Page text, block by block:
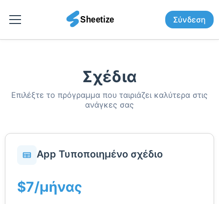
Σύνδεση
Σχέδια
Επιλέξτε το πρόγραμμα που ταιριάζει καλύτερα στις
ανάγκες σας
App Τυποποιημένο σχέδιο
$7/μήνας